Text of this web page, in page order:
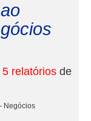
5 relatórios de
Negócios